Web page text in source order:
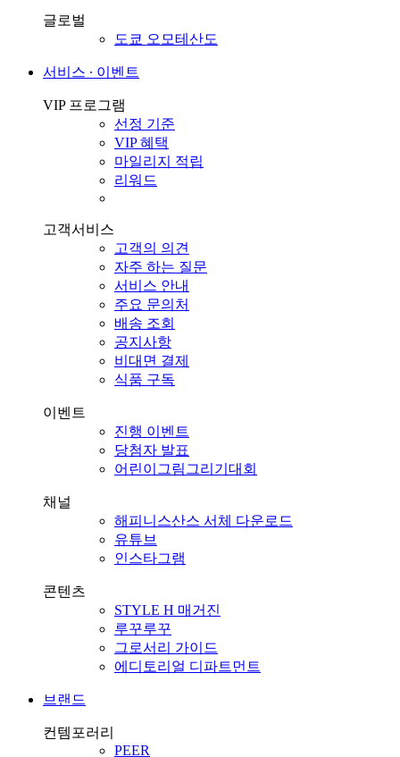
글로벌
도쿄 오모테산도
서비스 ∙ 이벤트
VIP 프로그램
선정 기준
VIP 혜택
마일리지 적립
리워드
고객서비스
고객의 의견
자주 하는 질문
서비스 안내
주요 문의처
배송 조회
공지사항
비대면 결제
식품 구독
이벤트
진행 이벤트
당첨자 발표
어린이그림그리기대회
채널
해피니스산스 서체 다운로드
유튜브
인스타그램
콘텐츠
STYLE H 매거진
루꾸루꾸
그로서리 가이드
에디토리얼 디파트먼트
브랜드
컨템포러리
PEER